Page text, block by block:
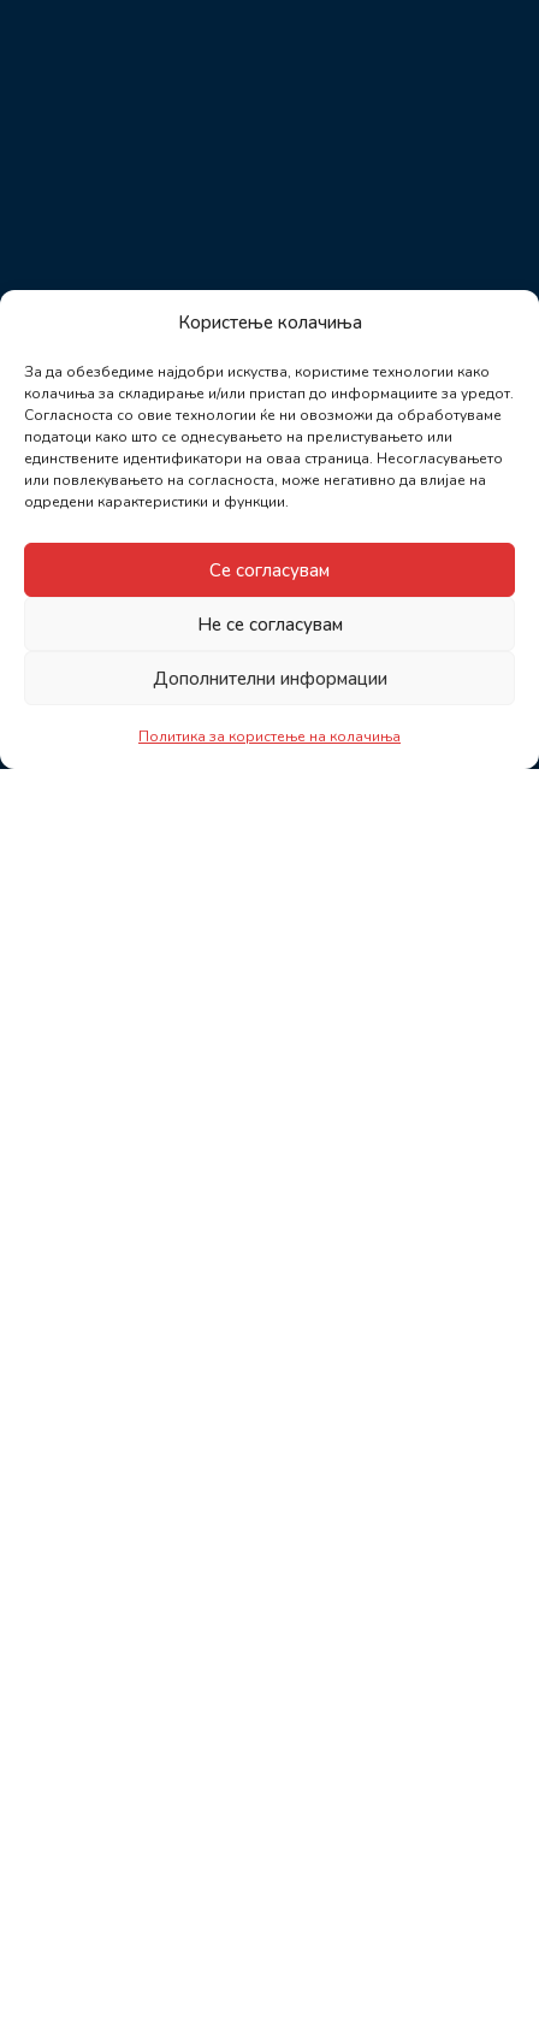
Користење колачиња
За да обезбедиме најдобри искуства, користиме технологии како
колачиња за складирање и/или пристап до информациите за уредот.
Согласноста со овие технологии ќе ни овозможи да обработуваме
податоци како што се однесувањето на прелистувањето или
единствените идентификатори на оваа страница. Несогласувањето
или повлекувањето на согласноста, може негативно да влијае на
одредени карактеристики и функции.
Се согласувам
Не се согласувам
Дополнителни информации
Политика за користење на колачиња